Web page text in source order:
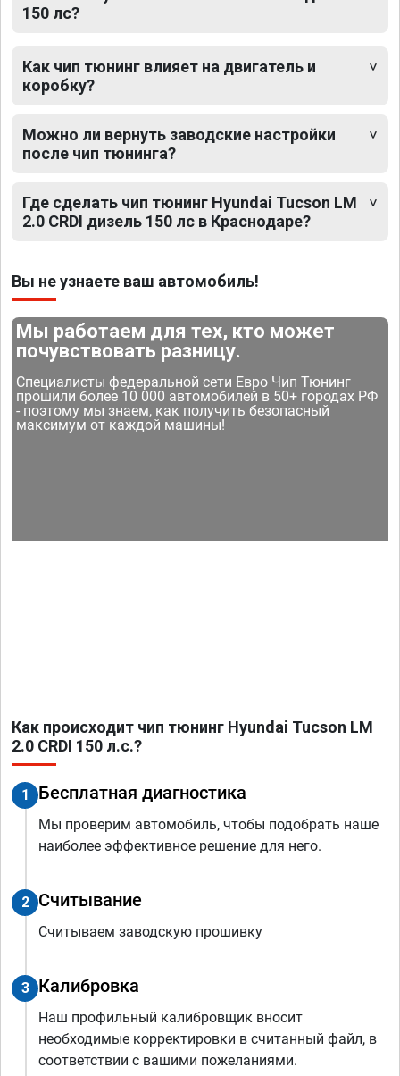
150 лс?
Как чип тюнинг влияет на двигатель и
коробку?
Можно ли вернуть заводские настройки
после чип тюнинга?
Где сделать чип тюнинг Hyundai Tucson LM
2.0 CRDI дизель 150 лс в Краснодаре?
Вы не узнаете ваш автомобиль!
Мы работаем для тех, кто может
почувствовать разницу.
Специалисты федеральной сети Евро Чип Тюнинг
прошили более 10 000 автомобилей в 50+ городах РФ
- поэтому мы знаем, как получить безопасный
максимум от каждой машины!
Как происходит чип тюнинг Hyundai Tucson LM
2.0 CRDI 150 л.с.?
1 Бесплатная диагностика
Мы проверим автомобиль, чтобы подобрать наше
наиболее эффективное решение для него.
2 Считывание
Считываем заводскую прошивку
3 Калибровка
Наш профильный калибровщик вносит
необходимые корректировки в считанный файл, в
соответствии с вашими пожеланиями.